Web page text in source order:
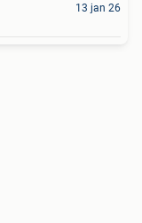
13 jan 26